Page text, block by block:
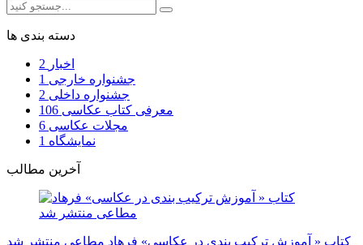
دسته بندی ها
اخبار 2
جشنواره خارجی 1
جشنواره داخلی 2
معرفی کتاب عکاسی 106
مجلات عکاسی 6
نمایشگاه 1
آخرین مطالب
کتاب « آموزش ترکیب بندی در عکاسی» فرهاد مطاعی منتشر شد